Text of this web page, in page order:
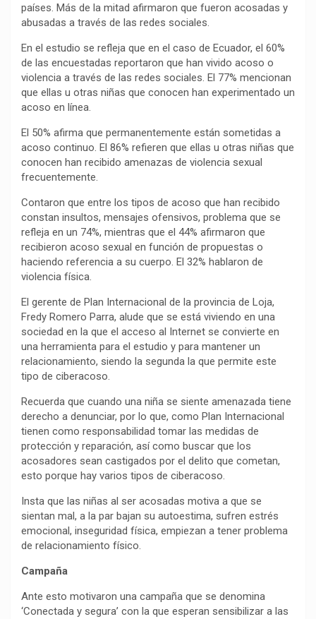
países. Más de la mitad afirmaron que fueron acosadas y
abusadas a través de las redes sociales.
En el estudio se refleja que en el caso de Ecuador, el 60%
de las encuestadas reportaron que han vivido acoso o
violencia a través de las redes sociales. El 77% mencionan
que ellas u otras niñas que conocen han experimentado un
acoso en línea.
El 50% afirma que permanentemente están sometidas a
acoso continuo. El 86% refieren que ellas u otras niñas que
conocen han recibido amenazas de violencia sexual
frecuentemente.
Contaron que entre los tipos de acoso que han recibido
constan insultos, mensajes ofensivos, problema que se
refleja en un 74%, mientras que el 44% afirmaron que
recibieron acoso sexual en función de propuestas o
haciendo referencia a su cuerpo. El 32% hablaron de
violencia física.
El gerente de Plan Internacional de la provincia de Loja,
Fredy Romero Parra, alude que se está viviendo en una
sociedad en la que el acceso al Internet se convierte en
una herramienta para el estudio y para mantener un
relacionamiento, siendo la segunda la que permite este
tipo de ciberacoso.
Recuerda que cuando una niña se siente amenazada tiene
derecho a denunciar, por lo que, como Plan Internacional
tienen como responsabilidad tomar las medidas de
protección y reparación, así como buscar que los
acosadores sean castigados por el delito que cometan,
esto porque hay varios tipos de ciberacoso.
Insta que las niñas al ser acosadas motiva a que se
sientan mal, a la par bajan su autoestima, sufren estrés
emocional, inseguridad física, empiezan a tener problema
de relacionamiento físico.
Campaña
Ante esto motivaron una campaña que se denomina
‘Conectada y segura’ con la que esperan sensibilizar a las